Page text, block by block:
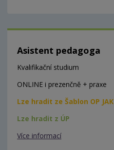
Asistent pedagoga
Kvalifikační studium
ONLINE i prezenčně + praxe
Lze hradit ze Šablon OP JAK
Lze hradit z ÚP
Více informací